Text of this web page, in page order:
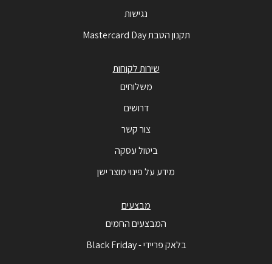
נגישות
תקנון הטבת Mastercard Day
שירות לקוחות
משלוחים
דרושים
צור קשר
ביטול עסקה
מידע על פינוי מוצר ישן
מבצעים
המבצעים החמים
בלאק פריידי - Black Friday